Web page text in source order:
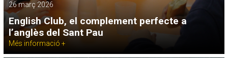
26 març 2026
English Club, el complement perfecte a
l’anglès del Sant Pau
Més informació +